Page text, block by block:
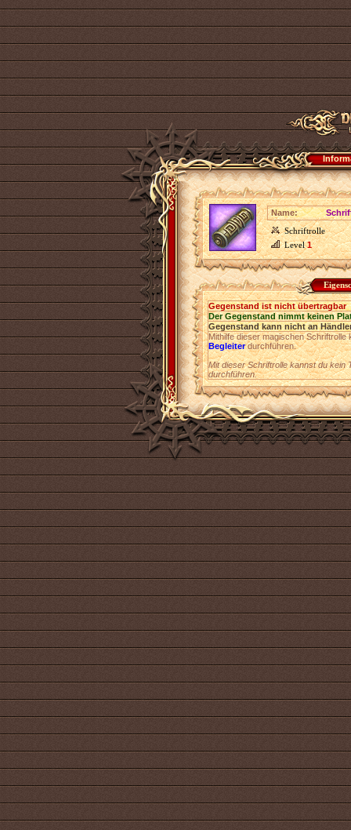
Name:
Schriftrolle
Level1
Gegenstand ist nicht übertragbar
Der Gegenstand nimmt keinen
Gegenstand kann nicht an
Mithilfe dieser magischen Schriftrolle
Begleiterdurchführen.
Mit dieser Schriftrolle kannst du kein
durchführen.